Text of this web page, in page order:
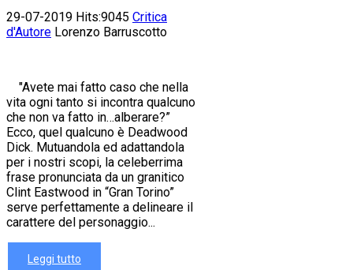
29-07-2019 Hits:9045 Critica
d'Autore Lorenzo Barruscotto
"Avete mai fatto caso che nella
vita ogni tanto si incontra qualcuno
che non va fatto in…alberare?”
Ecco, quel qualcuno è Deadwood
Dick. Mutuandola ed adattandola
per i nostri scopi, la celeberrima
frase pronunciata da un granitico
Clint Eastwood in “Gran Torino”
serve perfettamente a delineare il
carattere del personaggio...
Leggi tutto